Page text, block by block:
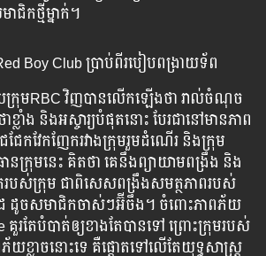
ជិក​ថ្មី​ម្នាក់។
Boy Club ប្រាប់​ពី​របៀប​ពង្រាយ​ទ័ព
រុម​RBC វិញ​បាន​លើក​ឡើង​ថា រាល់​ចំណុច​
លាំង និង​អស្ចារ្យ​បំផុត​នោះ បែរ​ជា​នៅ​មាន​ភាព​
ជជែក​វែកញែក​រវាង​ក្រុម​រួម​ដំណើរ និង​ក្រុម​
ាន​ក្រុម​នេះ គិត​ថា គេ​នឹង​ព្យាយាម​ពង្រឹង និង​
របស់​ក្រុម ជា​ពិសេស​ពង្រឹង​សមត្ថភាព​របស់​
ដៃ ដូច​សមាជិក​ចាស់ៗ​អ៊ីចឹង។ ចំពោះ​ភាព​ភ័យ​
គួរ​តែ​បំបាត់​ឲ្យ​ខាង​តែ​បាន​ទៅ ព្រោះ​ក្រុម​របស់​
ខ្លាច​នោះ​ទេ គឺ​ផ្ដោត​ទៅ​លើ​តែ​យុទ្ធសាស្ត្រ​